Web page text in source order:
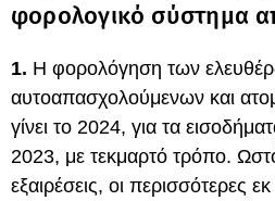
φορολογικό σύστημα
1. Η φορολόγηση των
αυτοαπασχολούμενων και
γίνει το 2024, για τα
2023, με τεκμαρτό τρόπο.
εξαιρέσεις, οι περισσότερες